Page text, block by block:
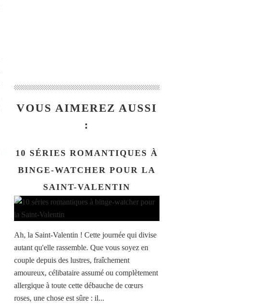
VOUS AIMEREZ AUSSI
:
10 SÉRIES ROMANTIQUES À
BINGE-WATCHER POUR LA
SAINT-VALENTIN
Ah, la Saint-Valentin ! Cette journée qui divise
autant qu'elle rassemble. Que vous soyez en
couple depuis des lustres, fraîchement
amoureux, célibataire assumé ou complètement
allergique à toute cette débauche de cœurs
roses, une chose est sûre : il...